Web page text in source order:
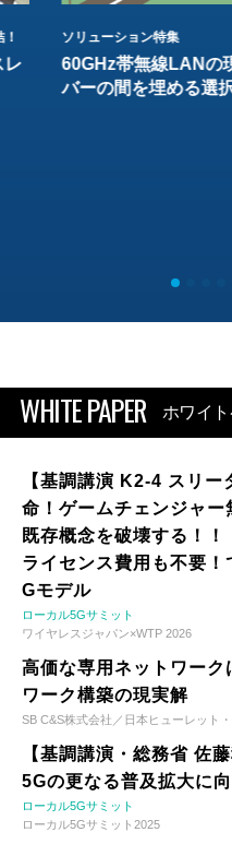
レ
ソリューション特集
60GHz帯無線LAN
バーの間を埋める選
WHITE PAPER ホワイ
【基調講演 K2-4 スリ
命！ゲームチェンジャ
既存概念を破壊する！
ライセンス費用も不要
Gモデル
ローカル5Gサミット
ワイヤレスジャパン×WTP 2026
高価な専用ネットワー
ワーク構築の現実解
SB C&S株式会社／日本ヒューレット
【基調講演・総務省 佐
5Gの更なる普及拡大に
ローカル5Gサミット
ローカル5Gサミット2025